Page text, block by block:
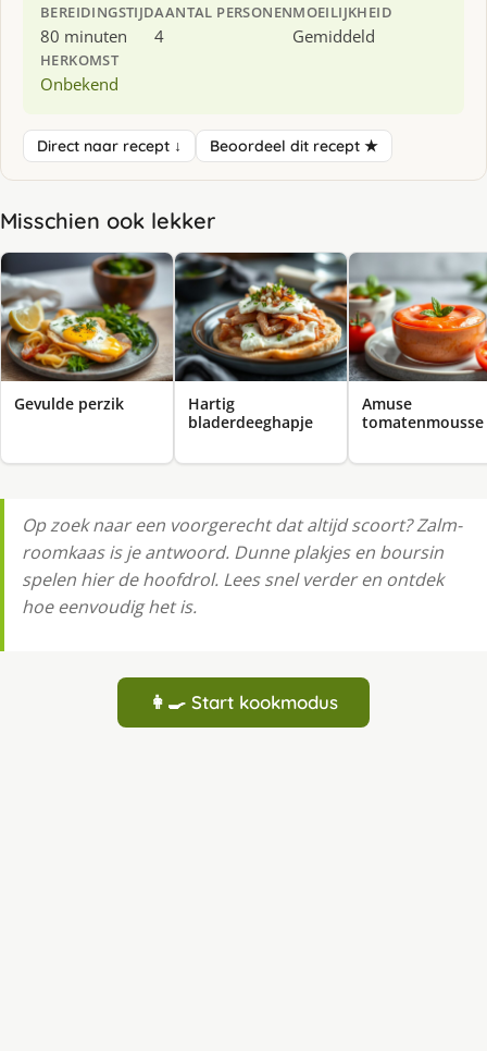
BEREIDINGSTIJD
80 minuten
AANTAL PERSONEN
4
MOEILIJKHEID
Gemiddeld
HERKOMST
Onbekend
Direct naar recept ↓ Beoordeel dit recept ★
Misschien ook lekker
Gevulde perzik
Hartig
bladerdeeghapje
Amuse
tomatenmousse
Op zoek naar een voorgerecht dat altijd scoort? Zalm-
roomkaas is je antwoord. Dunne plakjes en boursin
spelen hier de hoofdrol. Lees snel verder en ontdek
hoe eenvoudig het is.
👩‍🍳 Start kookmodus